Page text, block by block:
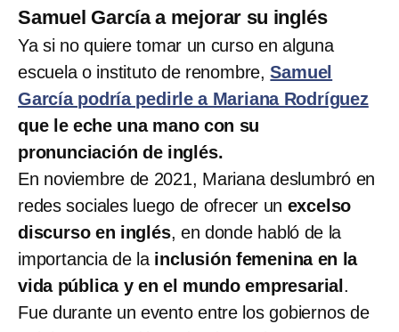
Samuel García a mejorar su inglés
Ya si no quiere tomar un curso en alguna
escuela o instituto de renombre,Samuel
García podría pedirle a Mariana Rodríguez
que le eche una mano con su
pronunciación de inglés.
En noviembre de 2021, Mariana deslumbró en
redes sociales luego de ofrecer un excelso
discurso en inglés, en donde habló de la
importancia de la inclusión femenina en la
vida pública y en el mundo empresarial .
Fue durante un evento entre los gobiernos de